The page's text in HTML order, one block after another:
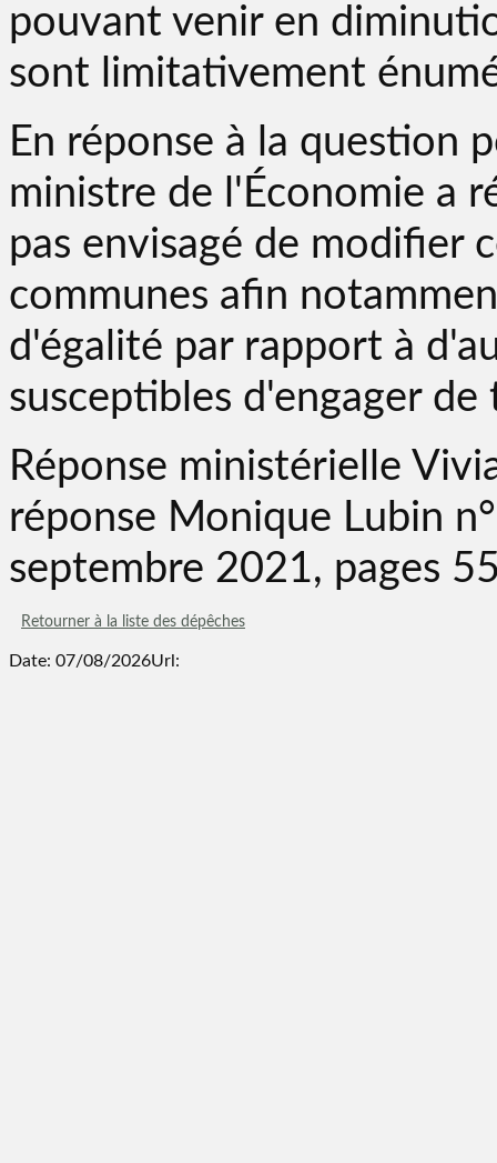
pouvant venir en
sont limitativement
En réponse à la question
ministre de l'Économie a
pas envisagé de modifier
communes afin
d'égalité par rapport à
susceptibles d'engager
Réponse ministérielle
réponse Monique Lubin
septembre 2021, pages
Retourner à la liste des dépêches
Date: 07/08/2026Url: